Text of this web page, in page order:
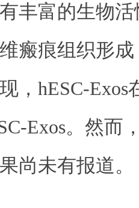
丰富的生物
瘢痕组织形
，hESC-
Exos。然而
尚未有报道。